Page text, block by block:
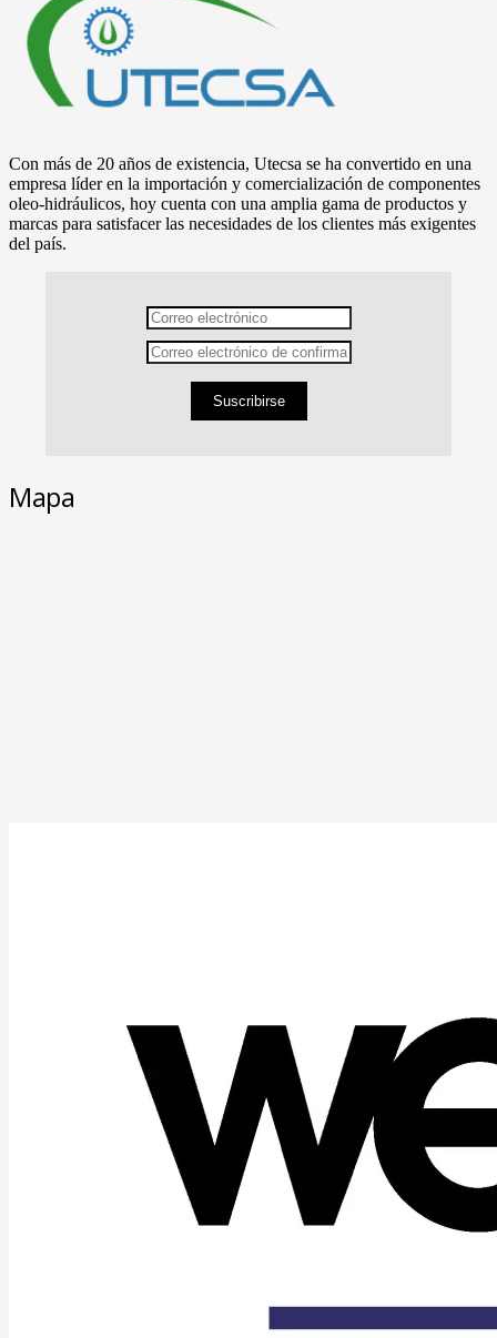
Con más de 20 años de existencia, Utecsa se ha convertido en una
empresa líder en la importación y comercialización de componentes
oleo-hidráulicos, hoy cuenta con una amplia gama de productos y
marcas para satisfacer las necesidades de los clientes más exigentes
del país.
Suscribirse
Mapa